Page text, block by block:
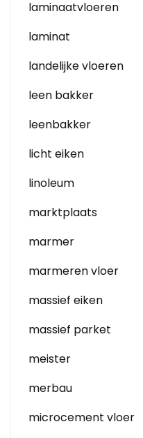
laminaatvloeren
laminat
landelijke vloeren
leen bakker
leenbakker
licht eiken
linoleum
marktplaats
marmer
marmeren vloer
massief eiken
massief parket
meister
merbau
microcement vloer